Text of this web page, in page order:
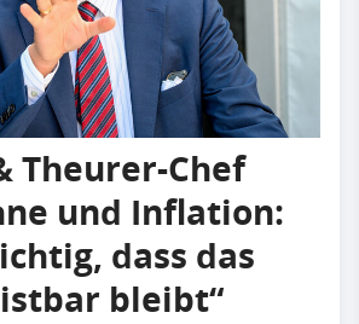
Theurer-Chef
und Inflation:
dass das
bleibt“